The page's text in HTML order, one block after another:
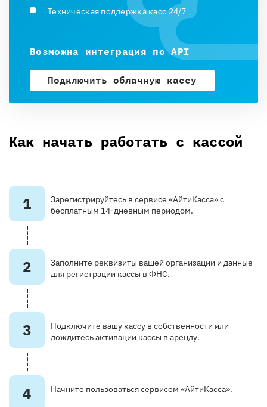
Техническая поддержка касс 24/7
Возможна интеграция по API
Подключить облачную кассу
Как начать работать с кассой
1
Зарегистрируйтесь в сервисе «АйтиКасса» с
бесплатным 14-дневным периодом.
2
Заполните реквизиты вашей организации и данные
для регистрации кассы в ФНС.
3
Подключите вашу кассу в собственности или
дождитесь активации кассы в аренду.
4 Начните пользоваться сервисом «АйтиКасса».